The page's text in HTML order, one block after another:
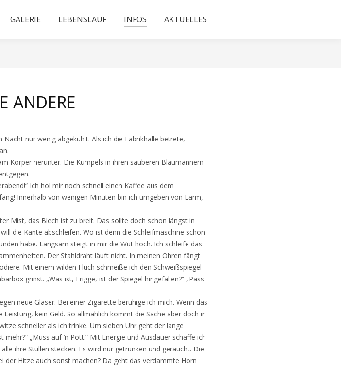
GALERIE LEBENSLAUF INFOS AKTUELLES
ANDERE
nur wenig abgekühlt. Als ich die Fabrikhalle betrete,
Körper herunter. Die Kumpels in ihren sauberen Blaumännern
Ich hol mir noch schnell einen Kaffee aus dem
Innerhalb von wenigen Minuten bin ich umgeben von Lärm,
Mist, das Blech ist zu breit. Das sollte doch schon längst in
die Kante abschleifen. Wo ist denn die Schleifmaschine schon
habe. Langsam steigt in mir die Wut hoch. Ich schleife das
Der Stahldraht läuft nicht. In meinen Ohren fängt
Mit einem wilden Fluch schmeiße ich den Schweißspiegel
grinst. „Was ist, Frigge, ist der Spiegel hingefallen?“ „Pass
neue Gläser. Bei einer Zigarette beruhige ich mich. Wenn das
kein Geld. So allmählich kommt die Sache aber doch in
schneller als ich trinke. Um sieben Uhr geht der lange
„Muss auf ’n Pott.“ Mit Energie und Ausdauer schaffe ich
ihre Stullen stecken. Es wird nur getrunken und geraucht. Die
Hitze auch sonst machen? Da geht das verdammte Horn